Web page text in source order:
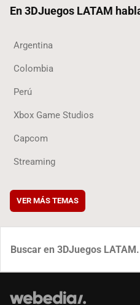
En 3DJuegos LATAM
Argentina
Colombia
Perú
Xbox Game Studios
Capcom
Streaming
VER MÁS TEMAS